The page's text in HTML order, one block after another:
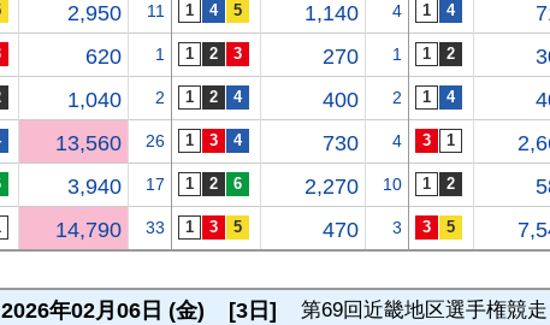
2,950 11 1,140 4
620 1 270 1
1,040 2 400 2
13,560 26 730 4
3,940 17 2,270 10
14,790 33 470 3
2026年02月06日 (金) [3日] 第69回近畿地区選手権競走